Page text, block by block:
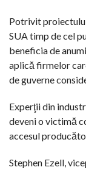
Potrivit
SUA timp de cel
beneficia de
aplică firmelor
de guverne
Experţii din
deveni o victimă
accesul
Stephen Ezell,